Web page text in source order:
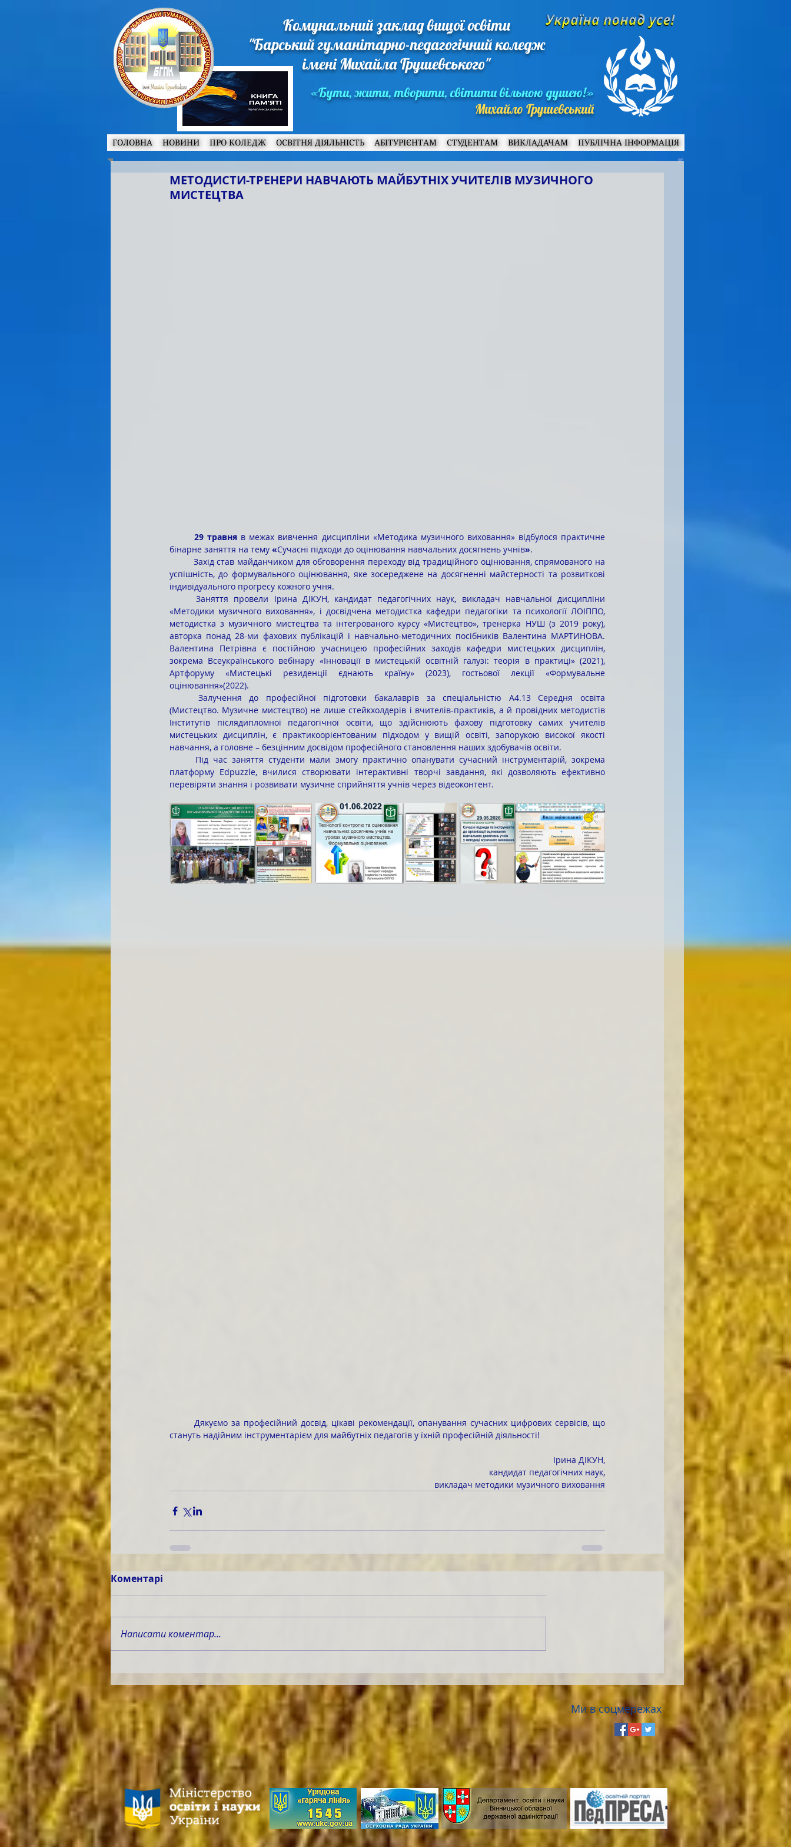
Комунальний заклад вищої освіти
"Барський гуманітарно-педагогічний коледж
імені Михайла Грушевського"
«Бути, жити, творити, світити вільною душею!»
Михайло Грушевський
ГОЛОВНА НОВИНИ ПРО КОЛЕДЖ ОСВІТНЯ ДІЯЛЬНІСТЬ АБІТУРІЄНТАМ СТУДЕНТАМ ВИКЛАДАЧАМ ПУБЛІЧНА ІНФОРМАЦІЯ
МЕТОДИСТИ-ТРЕНЕРИ НАВЧАЮТЬ МАЙБУТНІХ УЧИТЕЛІВ МУЗИЧНОГО
МИСТЕЦТВА
	29 травня
в межах вивчення дисципліни «Методика музичного виховання» відбулося практичне
бінарне заняття на тему «Сучасні підходи до оцінювання навчальних досягнень учнів».
успішність, до формувального оцінювання, яке зосереджене на досягненні майстерності та розвиткові
індивідуального прогресу кожного учня.
	Заняття провели Ірина ДІКУН, кандидат педагогічних наук, викладач навчальної дисципліни
«Методики музичного виховання», і досвідчена методистка кафедри педагогіки та психології ЛОІППО,
методистка з музичного мистецтва та інтегрованого курсу «Мистецтво», тренерка НУШ (з 2019 року),
авторка понад 28-ми фахових публікацій і навчально-методичних посібників Валентина МАРТИНОВА.
Валентина Петрівна є постійною учасницею професійних заходів кафедри мистецьких дисциплін,
зокрема Всеукраїнського вебінару «Інновації в мистецькій освітній галузі: теорія в практиці» (2021),
Артфоруму «Мистецькі резиденції єднають країну» (2023), гостьової лекції «Формувальне
оцінювання»(2022).
(Мистецтво. Музичне мистецтво) не лише стейкхолдерів і вчителів-практиків, а й провідних методистів
Інститутів післядипломної педагогічної освіти, що здійснюють фахову підготовку самих учителів
мистецьких дисциплін, є практикоорієнтованим підходом у вищій освіті, запорукою високої якості
навчання, а головне – безцінним досвідом професійного становлення наших здобувачів освіти.
платформу Edpuzzle, вчилися створювати інтерактивні творчі завдання, які дозволяють ефективно
перевіряти знання і розвивати музичне сприйняття учнів через відеоконтент.
стануть надійним інструментарієм для майбутніх педагогів у їхній професійній діяльності!
Ірина ДІКУН,
кандидат педагогічних наук,
викладач методики музичного виховання
Коментарі
Написати коментар...
Ми в соцмережах